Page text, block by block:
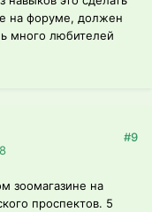
на форуме, должен
много любителей
#9
зоомагазине на
проспектов. 5